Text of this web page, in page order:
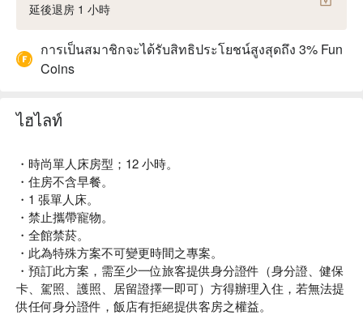
延後退房 1 小時
การเป็นสมาชิกจะได้รับสิทธิประโยชน์สูงสุดถึง 3% Fun
Coins
ไฮไลท์
・時尚單人床房型；12 小時。
・住房不含早餐。
・1 張單人床。
・禁止攜帶寵物。
・全館禁菸。
・此為特殊方案不可變更時間之專案。
・預訂此方案，需至少一位旅客提供身分證件（身分證、健保
卡、駕照、護照、居留證擇一即可）方得辦理入住，若無法提
供任何身分證件，飯店有拒絕提供客房之權益。